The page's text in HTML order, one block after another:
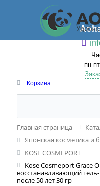
пн-
Корзина
Главная страница
Японская косметика и
KOSE COSMEPORT
Kose Cosmeport Grace
восстанавливающий
после 50 лет 30 гр